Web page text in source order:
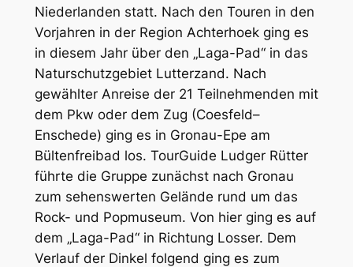
Niederlanden statt. Nach den Touren in den
Vorjahren in der Region Achterhoek ging es
in diesem Jahr über den „Laga-Pad“ in das
Naturschutzgebiet Lutterzand. Nach
gewählter Anreise der 21 Teilnehmenden mit
dem Pkw oder dem Zug (Coesfeld–
Enschede) ging es in Gronau-Epe am
Bültenfreibad los. TourGuide Ludger Rütter
führte die Gruppe zunächst nach Gronau
zum sehenswerten Gelände rund um das
Rock- und Popmuseum. Von hier ging es auf
dem „Laga-Pad“ in Richtung Losser. Dem
Verlauf der Dinkel folgend ging es zum